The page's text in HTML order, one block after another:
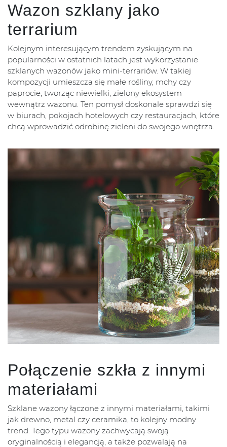
Wazon szklany jako
terrarium
Kolejnym interesującym trendem zyskującym na
popularności w ostatnich latach jest wykorzystanie
szklanych wazonów jako mini-terrariów. W takiej
kompozycji umieszcza się małe rośliny, mchy czy
paprocie, tworząc niewielki, zielony ekosystem
wewnątrz wazonu. Ten pomysł doskonale sprawdzi się
w biurach, pokojach hotelowych czy restauracjach, które
chcą wprowadzić odrobinę zieleni do swojego wnętrza.
Połączenie szkła z innymi
materiałami
Szklane wazony łączone z innymi materiałami, takimi
jak drewno, metal czy ceramika, to kolejny modny
trend. Tego typu wazony zachwycają swoją
oryginalnością i elegancją, a także pozwalają na